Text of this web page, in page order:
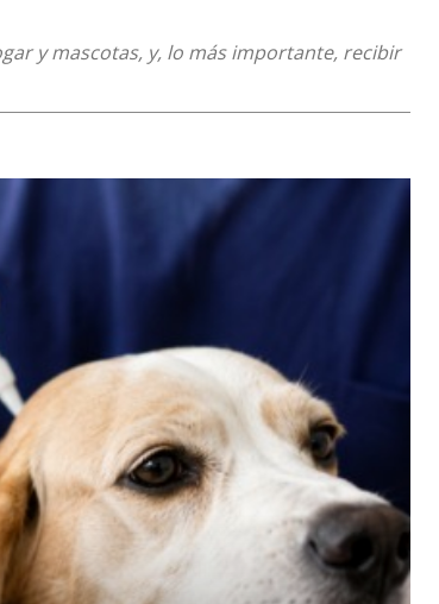
y mascotas, y, lo más importante, recibir